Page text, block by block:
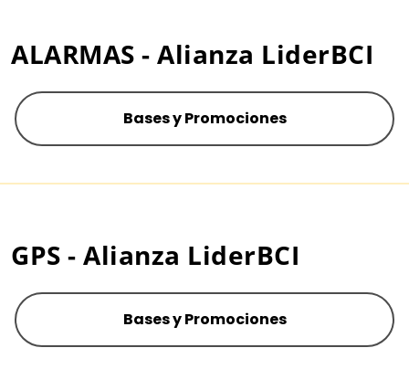
ALARMAS - Alianza LiderBCI
Bases y Promociones
GPS - Alianza LiderBCI
Bases y Promociones